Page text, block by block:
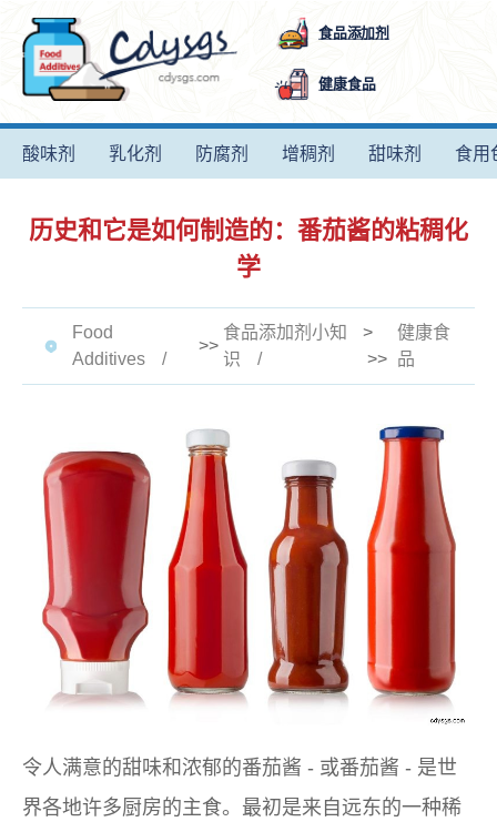
食品添加剂
健康食品
酸味剂 乳化剂 防腐剂 增稠剂 甜味剂 食用
历史和它是如何制造的：番茄酱的粘稠化
学
Food
Additives
>>
食品添加剂小知
识
>
>>
健康食
品
令人满意的甜味和浓郁的番茄酱 - 或番茄酱 - 是世
界各地许多厨房的主食。最初是来自远东的一种稀